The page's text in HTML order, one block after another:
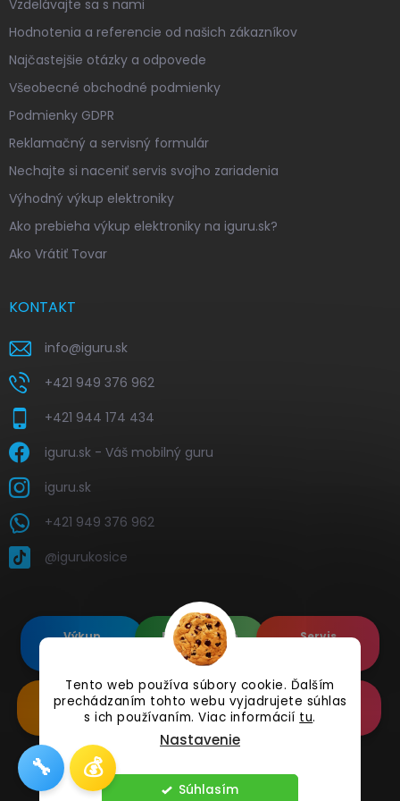
Tento web používa súbory cookie. Ďalším
prechádzaním tohto webu vyjadrujete súhlas
s ich používaním. Viac informácií tu.
Nastavenie
Súhlasím
Vzdelávajte sa s nami
Hodnotenia a referencie od našich zákazníkov
Najčastejšie otázky a odpovede
Všeobecné obchodné podmienky
Podmienky GDPR
Reklamačný a servisný formulár
Nechajte si naceniť servis svojho zariadenia
Výhodný výkup elektroniky
Ako prebieha výkup elektroniky na iguru.sk?
Ako Vrátiť Tovar
KONTAKT
info@iguru.sk
+421 949 376 962
+421 944 174 434
iguru.sk - Váš mobilný guru
iguru.sk
+421 949 376 962
@igurukosice
Výkup
Renovované
Apple's
Servis
Renovované
Samsung's
Doplnkové
Príslušenstvo
Online
Reklamácia
Copyright 2026 iguru.sk. Všetky práva vyhradené.
🔧 💰